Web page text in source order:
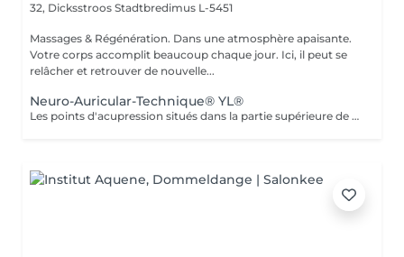
32, Dicksstroos Stadtbredimus L-5451
Massages & Régénération. Dans une atmosphère apaisante.
Votre corps accomplit beaucoup chaque jour. Ici, il peut se
relâcher et retrouver de nouvelle...
Neuro-Auricular-Technique® YL®
Les points d'acupression situés dans la partie supérieure de la colonne vertébrale et à la base du crâne sont stimulés par des huiles essentielles coordonnées. Elle a un effet direct sur notre système nerveux car elle s'effectue au niveau du canal central des cordons nerveux et de la zone d'entrée dans le cerveau. Les huiles ont un effet équilibrant sur les nerfs et activent le système nerveux parasympathique, responsable de notre régénération et de notre récupération. Les cellules nerveuses du cerveau et de la partie supérieure de la colonne vertébrale deviennent mieux mises en réseau, connectées et activées, en particulier au locus caeruleus et au nerf vague.